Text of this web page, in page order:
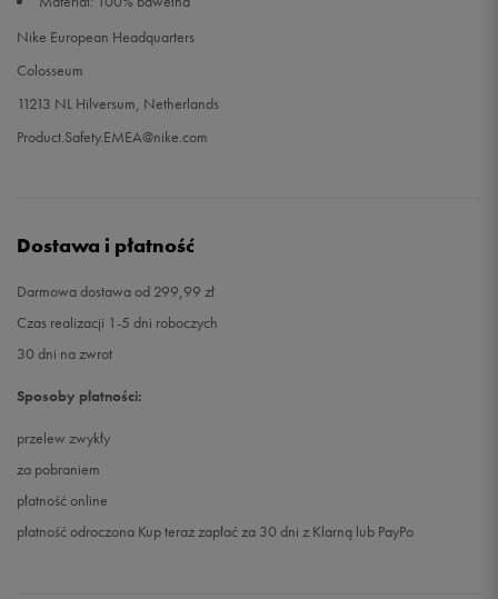
Nike European Headquarters
Colosseum
11213 NL Hilversum, Netherlands
Product.Safety.EMEA@nike.com
Dostawa i płatność
Darmowa dostawa od 299,99 zł
Czas realizacji 1-5 dni roboczych
30 dni na zwrot
Sposoby płatności:
przelew zwykły
za pobraniem
płatność online
płatność odroczona Kup teraz zapłać za 30 dni z Klarną lub PayPo